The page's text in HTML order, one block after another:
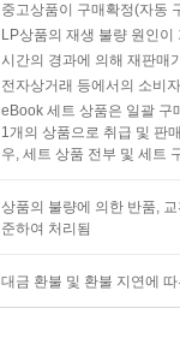
중고상품이 구매확정(자동
LP상품의 재생 불량 원인
시간의 경과에 의해 재판매
전자상거래 등에서의 소비
eBook 세트 상품은 일괄 구
1개의 상품으로 취급 및 판
우, 세트 상품 전부 및 세트
상품의 불량에 의한 반품,
준하여 처리됨
대금 환불 및 환불 지연에